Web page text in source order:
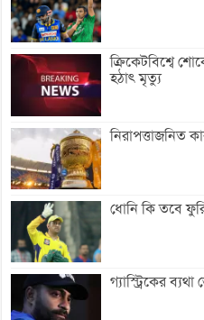
ক্রিকেটবিশ্বে
হঠাৎ মৃত্যু
নিরাপত্তাজনিত
ধোনি কি তবে
গ্যাস্ট্রিকের